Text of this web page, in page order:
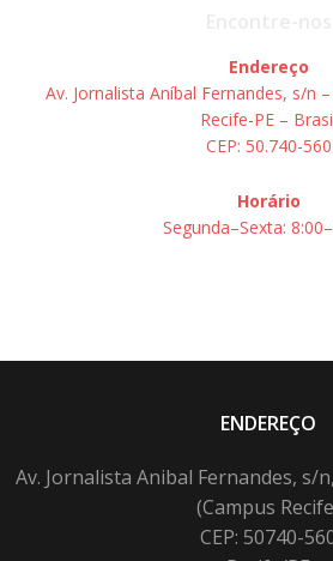
Endereço
Av. Jornalista Aníbal Fernandes, s/n
Recife-PE –
CEP: 50.740-560
Horário
Segunda–Sexta:
ENDEREÇO
Av. Jornalista Anibal Fernandes, s/
(Campus
CEP: 50740-